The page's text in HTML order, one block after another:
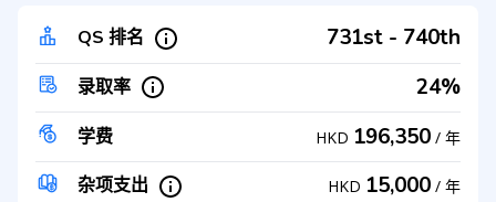
QS 排名 731st - 740th
录取率 24%
学费 HKD 196,350 / 年
杂项支出 HKD 15,000 / 年